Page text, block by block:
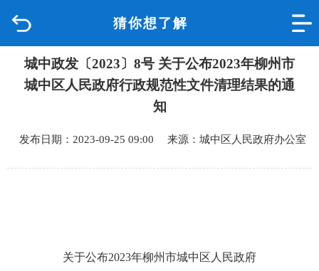
猜你想了解
品质城中
政府信息公开
城中政发〔2023〕8号 关于公布2023年柳州市
城中区人民政府行政规范性文件清理结果的通
知
发布日期：2023-09-25 09:00 来源：城中区人民政府办公室
关于公布2023年柳州市城中区 人民政府